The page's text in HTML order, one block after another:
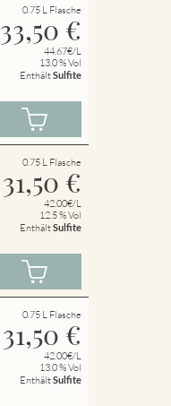
0.75 L Flasche
33,50 €
44.67€/L
13.0 % Vol
EnthältSulfite
0.75 L Flasche
31,50 €
42.00€/L
12.5 % Vol
EnthältSulfite
0.75 L Flasche
31,50 €
42.00€/L
13.0 % Vol
EnthältSulfite